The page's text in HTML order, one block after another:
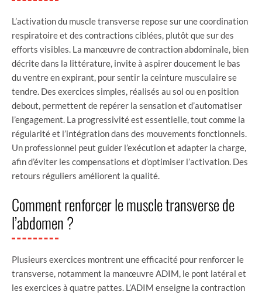
L’activation du muscle transverse repose sur une coordination
respiratoire et des contractions ciblées, plutôt que sur des
efforts visibles. La manœuvre de contraction abdominale, bien
décrite dans la littérature, invite à aspirer doucement le bas
du ventre en expirant, pour sentir la ceinture musculaire se
tendre. Des exercices simples, réalisés au sol ou en position
debout, permettent de repérer la sensation et d’automatiser
l’engagement. La progressivité est essentielle, tout comme la
régularité et l’intégration dans des mouvements fonctionnels.
Un professionnel peut guider l’exécution et adapter la charge,
afin d’éviter les compensations et d’optimiser l’activation. Des
retours réguliers améliorent la qualité.
Comment renforcer le muscle transverse de
l’abdomen ?
Plusieurs exercices montrent une efficacité pour renforcer le
transverse, notamment la manœuvre ADIM, le pont latéral et
les exercices à quatre pattes. L’ADIM enseigne la contraction